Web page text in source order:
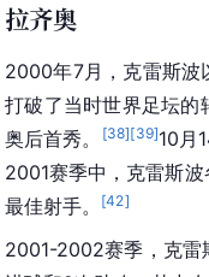
拉齐奥
2000年7月，克雷斯波
打破了当时世界足坛的
奥后首秀。 [38][39]10月
2001赛季中，克雷斯
最佳射手。
[42]
2001-2002赛季，克雷